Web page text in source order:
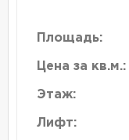
Площадь:
Цена за кв.м.:
Этаж:
Лифт: